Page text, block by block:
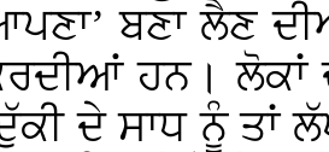
ਬਣਾ ਲੈਣ
ਹਨ। ਲੋਕਾਂ
ਦੇ ਸਾਧ ਨੂੰ ਤਾਂ